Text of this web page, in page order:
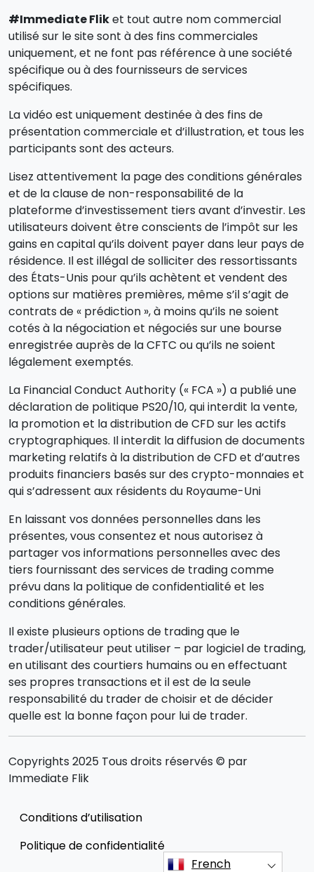
#Immediate Fliket tout autre nom commercial
utilisé sur le site sont à des fins commerciales
uniquement, et ne font pas référence à une société
spécifique ou à des fournisseurs de services
spécifiques.
La vidéo est uniquement destinée à des fins de
présentation commerciale et d’illustration, et tous les
participants sont des acteurs.
Lisez attentivement la page des conditions générales
et de la clause de non-responsabilité de la
plateforme d’investissement tiers avant d’investir. Les
utilisateurs doivent être conscients de l’impôt sur les
gains en capital qu’ils doivent payer dans leur pays de
résidence. Il est illégal de solliciter des ressortissants
des États-Unis pour qu’ils achètent et vendent des
options sur matières premières, même s’il s’agit de
contrats de « prédiction », à moins qu’ils ne soient
cotés à la négociation et négociés sur une bourse
enregistrée auprès de la CFTC ou qu’ils ne soient
légalement exemptés.
La Financial Conduct Authority (« FCA ») a publié une
déclaration de politique PS20/10, qui interdit la vente,
la promotion et la distribution de CFD sur les actifs
cryptographiques. Il interdit la diffusion de documents
marketing relatifs à la distribution de CFD et d’autres
produits financiers basés sur des crypto-monnaies et
qui s’adressent aux résidents du Royaume-Uni
En laissant vos données personnelles dans les
présentes, vous consentez et nous autorisez à
partager vos informations personnelles avec des
tiers fournissant des services de trading comme
prévu dans la politique de confidentialité et les
conditions générales.
Il existe plusieurs options de trading que le
trader/utilisateur peut utiliser – par logiciel de trading,
en utilisant des courtiers humains ou en effectuant
ses propres transactions et il est de la seule
responsabilité du trader de choisir et de décider
quelle est la bonne façon pour lui de trader.
Copyrights 2025 Tous droits réservés © par
Immediate Flik
Conditions d’utilisation
Politique de confidentialité
French